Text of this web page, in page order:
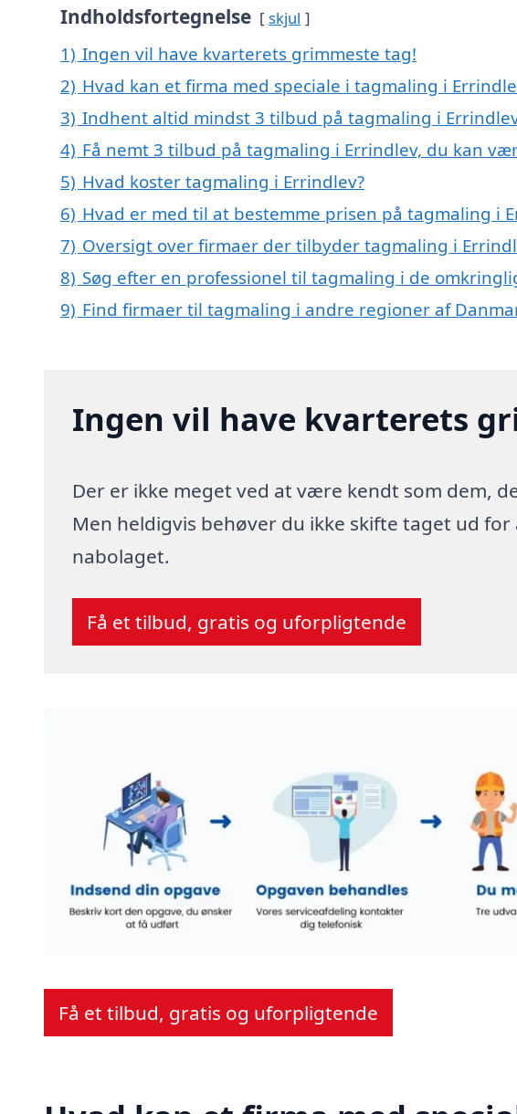
Indholdsfortegnelse skjul
1) Ingen vil have kvarterets grimmeste tag!
2) Hvad kan et firma med speciale i tagmaling i
3) Indhent altid mindst 3 tilbud på tagmaling i
4) Få nemt 3 tilbud på tagmaling i Errindlev, du kan
5) Hvad koster tagmaling i Errindlev?
6) Hvad er med til at bestemme prisen på tagmaling i
7) Oversigt over firmaer der tilbyder tagmaling i
8) Søg efter en professionel til tagmaling i de
9) Find firmaer til tagmaling i andre regioner af
Ingen vil have kvarterets
Der er ikke meget ved at være kendt som dem,
Men heldigvis behøver du ikke skifte taget ud
nabolaget.
Få et tilbud, gratis og uforpligtende
Få et tilbud, gratis og uforpligtende